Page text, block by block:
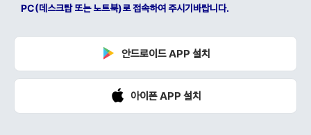
PC(데스크탑 또는 노트북)로 접속하여 주시기바랍니다.
안드로이드 APP 설치
아이폰 APP 설치